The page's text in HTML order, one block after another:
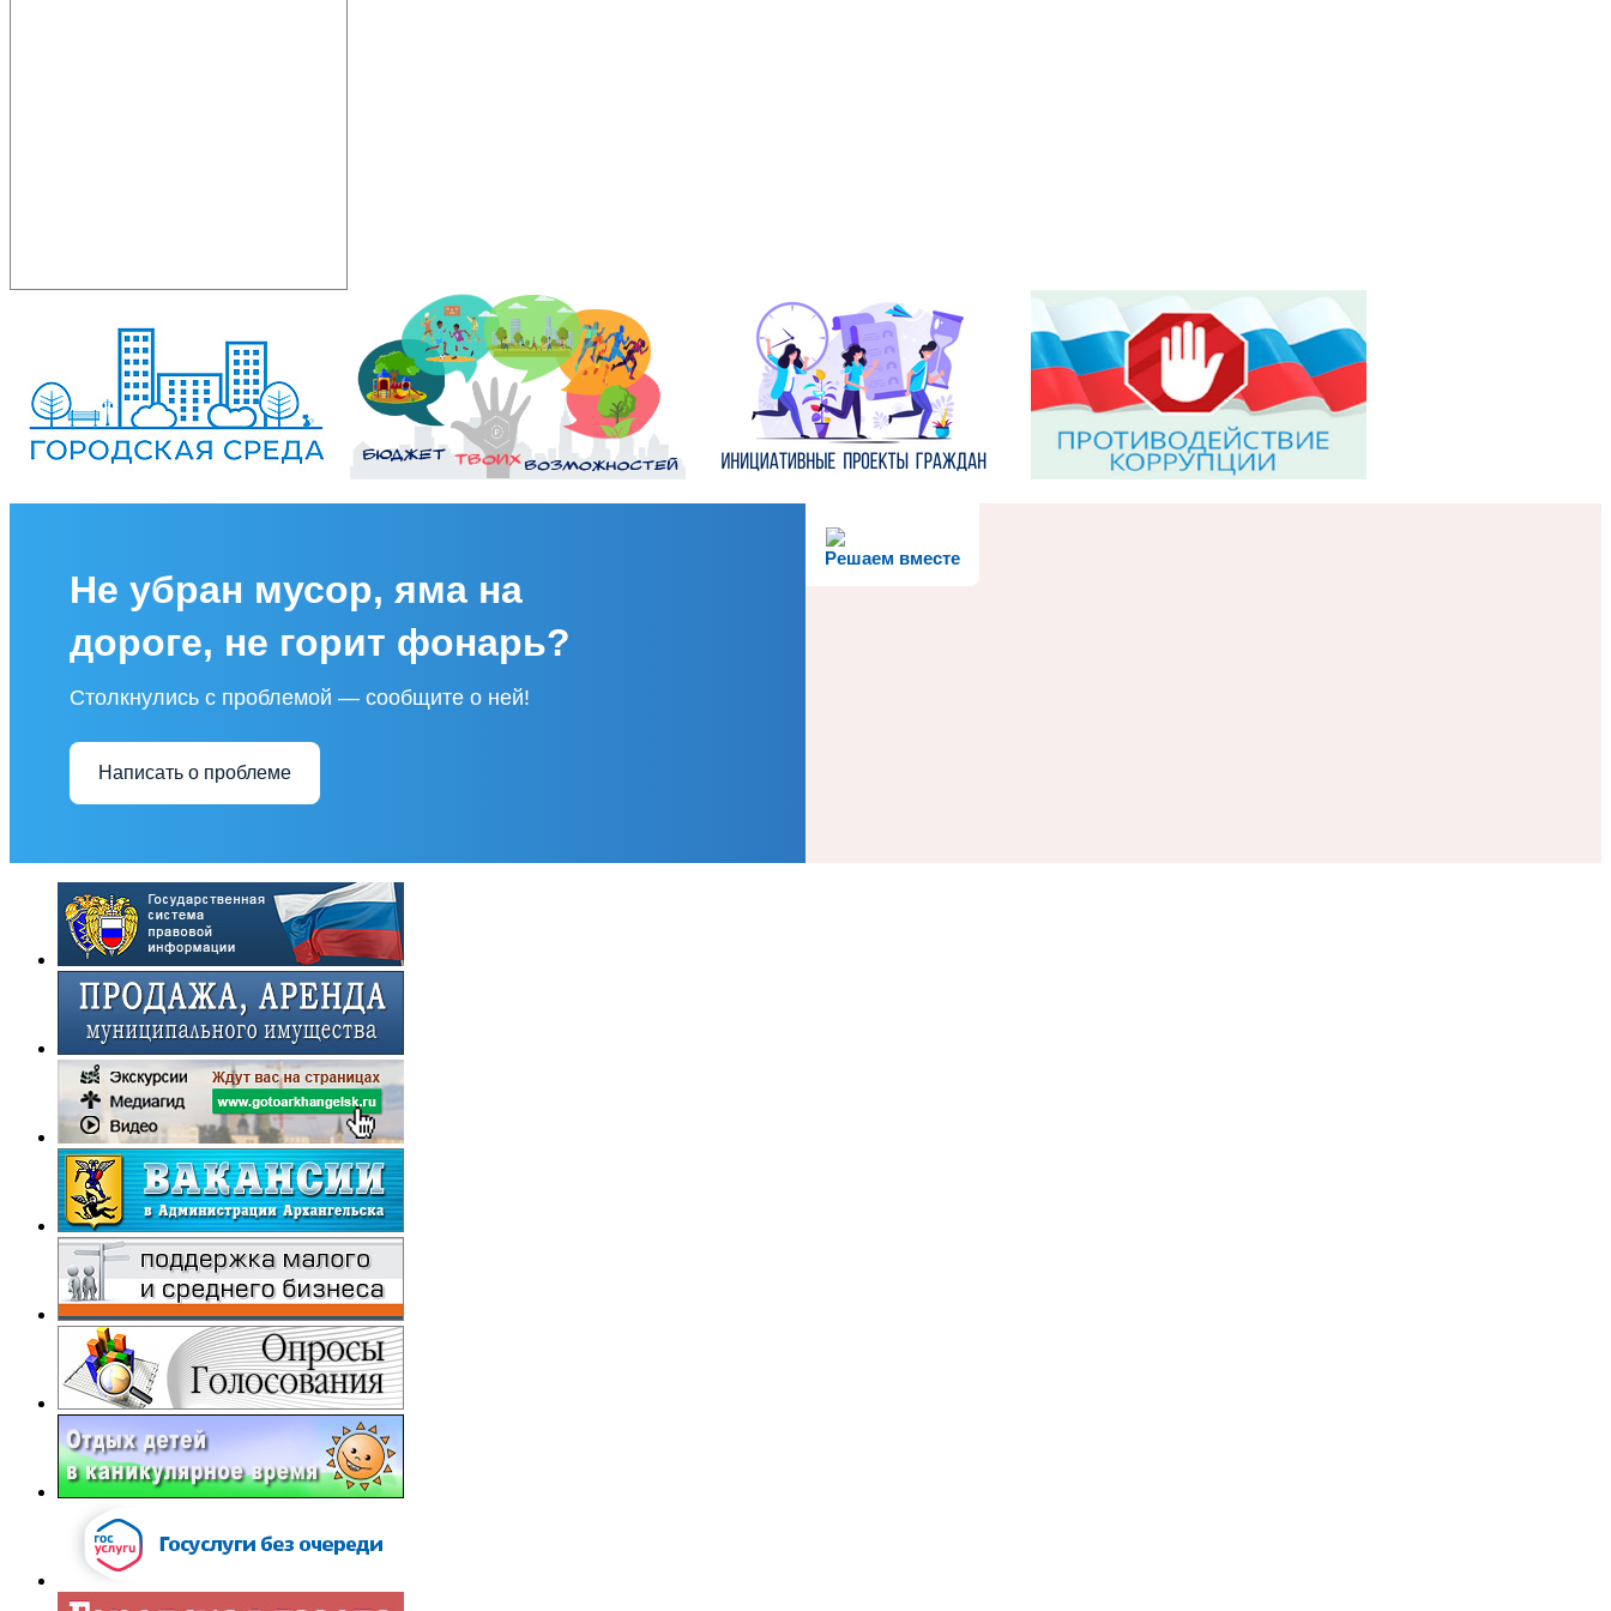
Решаем вместе
Не убран мусор, яма на
дороге, не горит фонарь?
Столкнулись с проблемой — сообщите о ней!
Написать о проблеме